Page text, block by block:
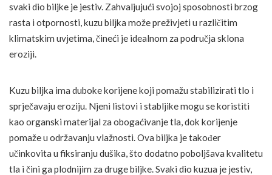
svaki dio biljke je jestiv. Zahvaljujući svojoj sposobnosti brzog
rasta i otpornosti, kuzu biljka može preživjeti u različitim
klimatskim uvjetima, čineći je idealnom za područja sklona
eroziji.
Kuzu biljka ima duboke korijene koji pomažu stabilizirati tlo i
sprječavaju eroziju. Njeni listovi i stabljike mogu se koristiti
kao organski materijal za obogaćivanje tla, dok korijenje
pomaže u održavanju vlažnosti. Ova biljka je također
učinkovita u fiksiranju dušika, što dodatno poboljšava kvalitetu
tla i čini ga plodnijim za druge biljke. Svaki dio kuzua je jestiv,